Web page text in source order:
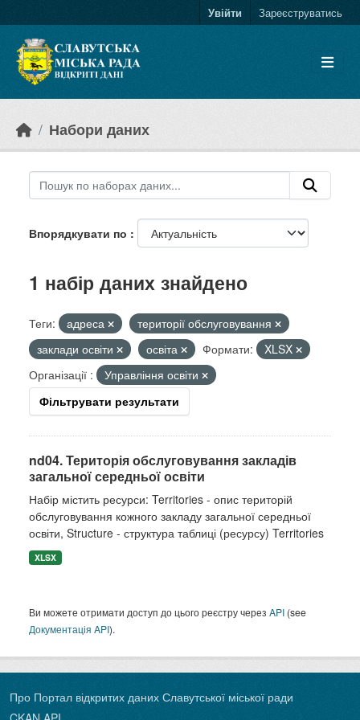
Увійти Зареєструватись
Набори даних
Впорядкувати по
1 набір даних знайдено
Теги: адреса
території обслуговування
заклади освіти
освіта Формати:
XLSX
Організації :
Управління освіти
Фільтрувати результати
nd04. Територія обслуговування закладів
загальної середньої освіти
Набір містить ресурси: Territories - опис територій
обслуговування кожного закладу загальної середньої
освіти, Structure - структура таблиці (ресурсу) Territories
XLSX
Ви можете отримати доступ до цього реєстру через API (see
Документація API).
Про Портал відкритих даних Славутської міської ради